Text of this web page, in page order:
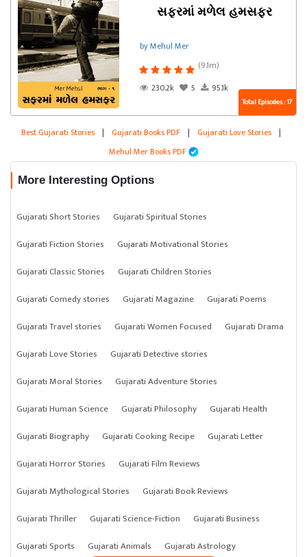
સફરમાં મળેલ હમસફર
by Mehul Mer
(9.1m)
230.2k
5 95.1k
Total Episodes : 17
Best Gujarati Stories | Gujarati Books PDF | Gujarati Love Stories |
Mehul Mer Books PDF
More Interesting Options
Gujarati Short Stories
Gujarati Spiritual Stories
Gujarati Fiction Stories
Gujarati Motivational Stories
Gujarati Classic Stories
Gujarati Children Stories
Gujarati Comedy stories
Gujarati Magazine
Gujarati Poems
Gujarati Travel stories
Gujarati Women Focused
Gujarati Drama
Gujarati Love Stories
Gujarati Detective stories
Gujarati Moral Stories
Gujarati Adventure Stories
Gujarati Human Science
Gujarati Philosophy
Gujarati Health
Gujarati Biography
Gujarati Cooking Recipe
Gujarati Letter
Gujarati Horror Stories
Gujarati Film Reviews
Gujarati Mythological Stories
Gujarati Book Reviews
Gujarati Thriller
Gujarati Science-Fiction
Gujarati Business
Gujarati Sports
Gujarati Animals Gujarati Astrology